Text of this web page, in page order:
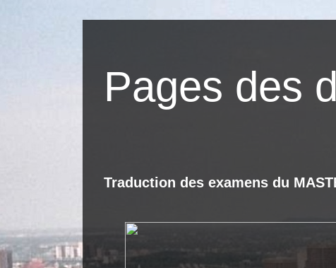
Pages des
Traduction des examens du